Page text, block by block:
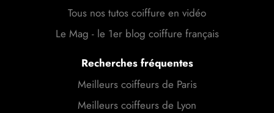
Tous nos tutos coiffure en vidéo
Le Mag - le 1er blog coiffure français
Recherches fréquentes
Meilleurs coiffeurs de Paris
Meilleurs coiffeurs de Lyon